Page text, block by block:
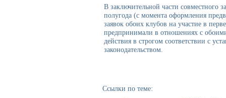
В заключительной части совместного
полугода (с момента оформления
заявок обоих клубов на участие в
предпринимали в отношениях с
действия в строгом соответствии с
законодательством.
Ссылки по теме: